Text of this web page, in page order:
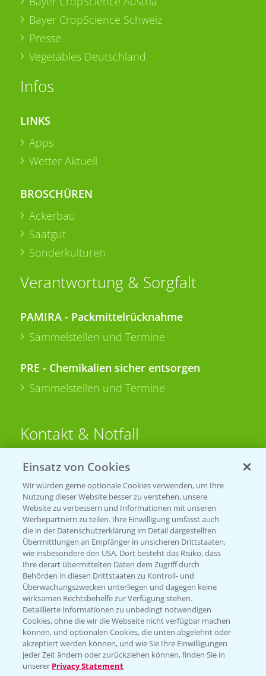
Bayer CropScience Schweiz
Presse
Vegetables Deutschland
Infos
LINKS
Apps
Wetter Aktuell
BROSCHÜREN
Ackerbau
Saatgut
Sonderkulturen
Verantwortung & Sorgfalt
PAMIRA - Packmittelrücknahme
Sammelstellen und Termine
PRE - Chemikalien sicher entsorgen
Sammelstellen und Termine
Kontakt & Notfall
Beratung auf WhatsApp
T.+49 (0)174 346 564 1
KONTAKT
Hilfe in Notfällen
T.+49 (0)214/30-20220
Folgen Sie uns
Einsatz von Cookies
Wir würden gerne optionale Cookies verwenden, um Ihre
Nutzung dieser Website besser zu verstehen, unsere
Website zu verbessern und Informationen mit unseren
Werbepartnern zu teilen. Ihre Einwilligung umfasst auch
die in der Datenschutzerklärung im Detail dargestellten
Übermittlungen an Empfänger in unsicheren Drittstaaten,
wie insbesondere den USA. Dort besteht das Risiko, dass
Ihre derart übermittelten Daten dem Zugriff durch
Behörden in diesen Drittstaaten zu Kontroll- und
Überwachungszwecken unterliegen und dagegen keine
wirksamen Rechtsbehelfe zur Verfügung stehen.
Detaillierte Informationen zu unbedingt notwendigen
Cookies, ohne die wir die Webseite nicht verfügbar machen
können, und optionalen Cookies, die unten abgelehnt oder
akzeptiert werden können, und wie Sie Ihre Einwilligungen
jeder Zeit ändern oder zurückziehen können, finden Sie in
unserer Privacy Statement